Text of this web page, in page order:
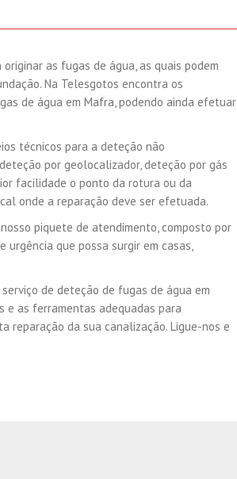
as fugas de água, as quais podem
Na Telesgotos encontra os
de água em Mafra, podendo ainda efetuar
técnicos para a deteção não
por geolocalizador, deteção por gás
facilidade o ponto da rotura ou da
onde a reparação deve ser efetuada.
piquete de atendimento, composto por
que possa surgir em casas,
de deteção de fugas de água em
e as ferramentas adequadas para
reparação da sua canalização. Ligue-nos e